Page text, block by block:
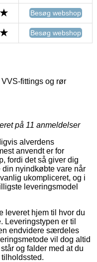
Besøg webshop
Besøg webshop
fittings og rør
på 11 anmeldelser
alverdens
anvendt er for
fordi det så giver dig
nyindkøbte vare når
ukompliceret, og i
leveringsmodel
leveret hjem til hvor du
Leveringstypen er til
endvidere særdeles
vil dog altid
og falder med at du